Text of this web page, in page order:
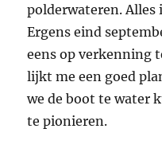
polderwateren. Alles
Ergens eind
eens op verkenning
lijkt me een goed
we de boot te water
te pionieren.